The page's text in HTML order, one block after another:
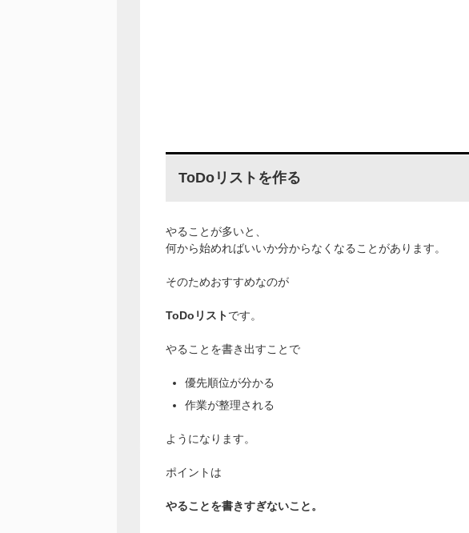
ToDoリストを作る
やることが多いと、
何から始めればいいか分からなくなることがあります。
そのためおすすめなのが
ToDoリストです。
やることを書き出すことで
優先順位が分かる
作業が整理される
ようになります。
ポイントは
やることを書きすぎないこと。